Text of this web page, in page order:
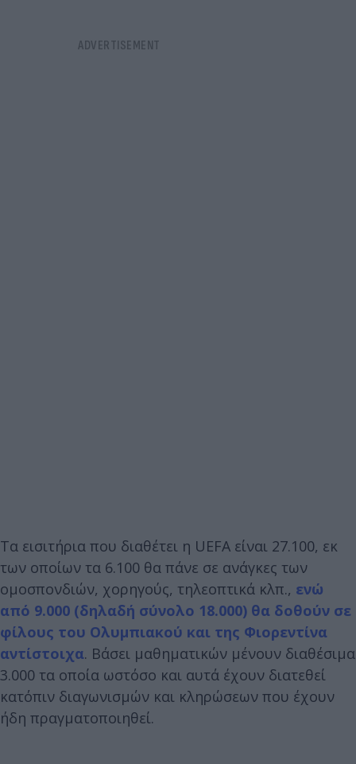
Τα εισιτήρια που διαθέτει η UEFA είναι 27.100, εκ
των οποίων τα 6.100 θα πάνε σε ανάγκες των
ομοσπονδιών, χορηγούς, τηλεοπτικά κλπ., ενώ
από 9.000 (δηλαδή σύνολο 18.000) θα δοθούν σε
φίλους του Ολυμπιακού και της Φιορεντίνα
αντίστοιχα. Βάσει μαθηματικών μένουν διαθέσιμα
3.000 τα οποία ωστόσο και αυτά έχουν διατεθεί
κατόπιν διαγωνισμών και κληρώσεων που έχουν
ήδη πραγματοποιηθεί.